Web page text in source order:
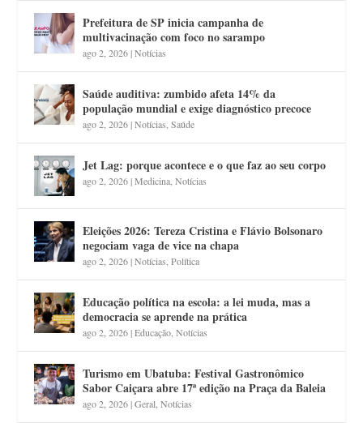
Prefeitura de SP inicia campanha de
multivacinação com foco no sarampo
ago 2, 2026|Notícias
Saúde auditiva: zumbido afeta 14% da
população mundial e exige diagnóstico precoce
ago 2, 2026|Notícias ,Saúde
Jet Lag: porque acontece e o que faz ao seu corpo
ago 2, 2026|Medicina ,Notícias
Eleições 2026: Tereza Cristina e Flávio Bolsonaro
negociam vaga de vice na chapa
ago 2, 2026|Notícias ,Política
Educação política na escola: a lei muda, mas a
democracia se aprende na prática
ago 2, 2026|Educação ,Notícias
Turismo em Ubatuba: Festival Gastronômico
Sabor Caiçara abre 17ª edição na Praça da Baleia
ago 2, 2026|Geral ,Notícias